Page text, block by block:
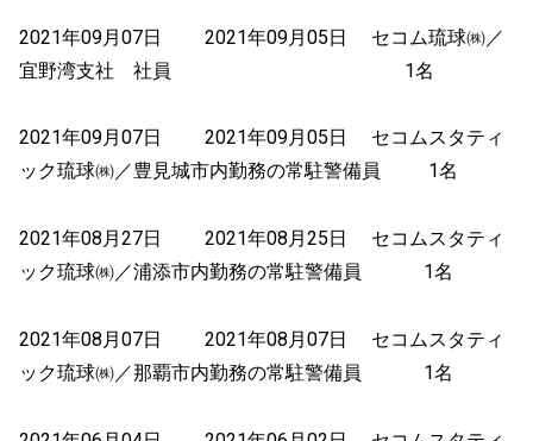
2021年09月07日 2021年09月05日 セコム琉球㈱／
宜野湾支社 社員 1名
2021年09月07日 2021年09月05日 セコムスタティ
ック琉球㈱／豊見城市内勤務の常駐警備員 1名
2021年08月27日 2021年08月25日 セコムスタティ
ック琉球㈱／浦添市内勤務の常駐警備員 1名
2021年08月07日 2021年08月07日 セコムスタティ
ック琉球㈱／那覇市内勤務の常駐警備員 1名